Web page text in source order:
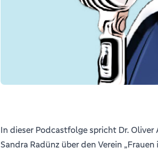
In dieser Podcastfolge spricht Dr.
Sandra Radünz über den Verein